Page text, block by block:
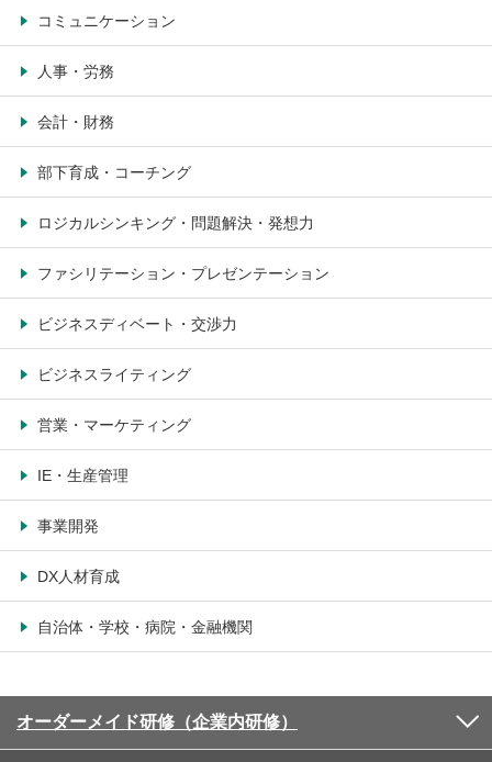
コミュニケーション
人事・労務
会計・財務
部下育成・コーチング
ロジカルシンキング・問題解決・発想力
ファシリテーション・プレゼンテーション
ビジネスディベート・交渉力
ビジネスライティング
営業・マーケティング
IE・生産管理
事業開発
DX人材育成
自治体・学校・病院・金融機関
オーダーメイド研修（企業内研修）